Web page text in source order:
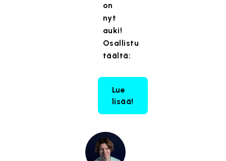
on
nyt
auki!
Osallistu
täältä:
Lue
lisää!